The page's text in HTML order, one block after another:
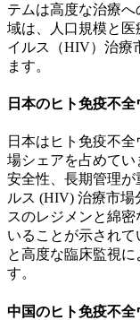
テムは高度な治療
域は、人口規模と
イルス（HIV）治療
ます。
日本のヒト免疫不
日本はヒト免疫不
場シェアを占めてい
安全性、長期管理が
ルス (HIV) 治療市
スのレジメンと綿
いることが示され
と高度な臨床監視
す。
中国のヒト免疫不